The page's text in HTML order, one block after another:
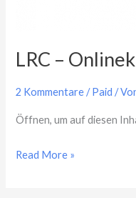
LRC –
2 Kommentare /Paid /
Öffnen, um auf diesen
Read More »